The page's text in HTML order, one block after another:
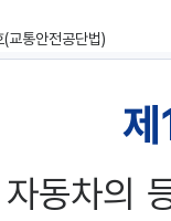
통안전공단법)
동차의